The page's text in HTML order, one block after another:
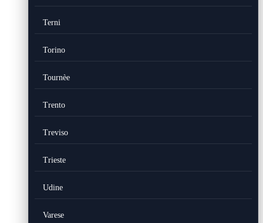
Terni
Torino
Tournèe
Trento
Treviso
Trieste
Udine
Varese